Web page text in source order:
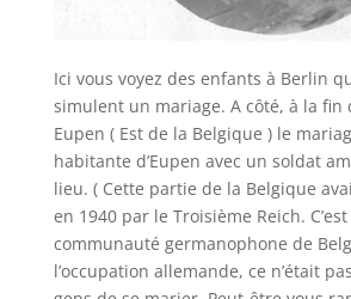
Ici vous voyez des enfants à Berlin
simulent un mariage. A côté, à la fin
Eupen ( Est de la Belgique ) le
habitante d’Eupen avec un soldat
lieu. ( Cette partie de la Belgique
en 1940 par le Troisième Reich.
communauté germanophone de
l’occupation allemande, ce n’était